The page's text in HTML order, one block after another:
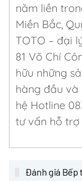
năm liền
Miền Bắc,
TOTO – đại
81 Võ Chí
hữu những
hàng đầu và
hệ Hotline
tư vấn hỗ
Đánh giá Bếp